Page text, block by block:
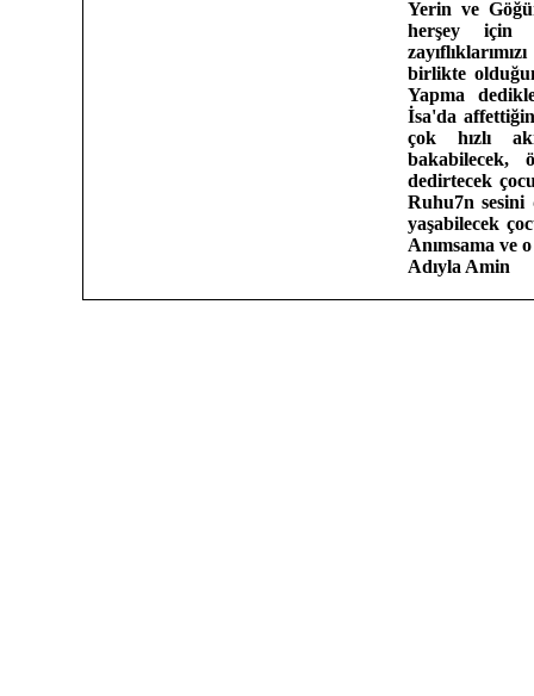
Yerin ve
herşey için
birlikte
Yapma
İsa'da
çok hızlı
bakabilecek,
dedirtecek
Ruhu7n sesini
yaşabilecek
Anımsama ve
Adıyla Amin